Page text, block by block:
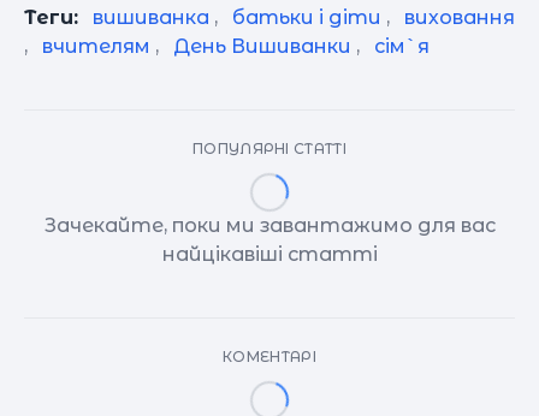
Теги: вишиванка , батьки і діти ,
виховання
,
вчителям , День Вишиванки , сім`я
ПОПУЛЯРНІ СТАТТІ
Зачекайте, поки ми завантажимо для вас
найцікавіші статті
КОМЕНТАРІ